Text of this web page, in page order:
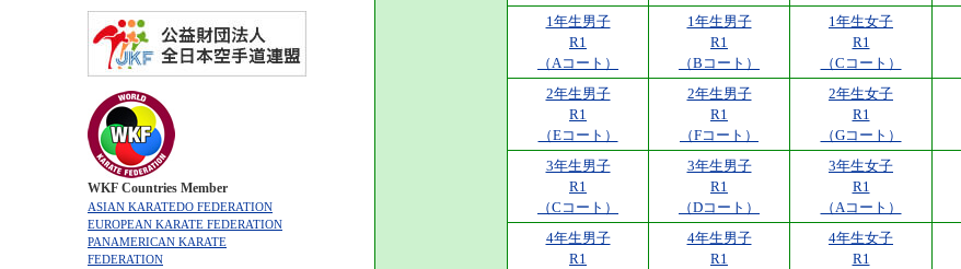
WKF Countries Member
ASIAN KARATEDO FEDERATION
EUROPEAN KARATE FEDERATION
PANAMERICAN KARATE
FEDERATION
1年生男子
R1
（Aコート）
1年生男子
R1
（Bコート）
1年生女子
R1
（Cコート）
2年生男子
R1
（Eコート）
2年生男子
R1
（Fコート）
2年生女子
R1
（Gコート）
3年生男子
R1
（Cコート）
3年生男子
R1
（Dコート）
3年生女子
R1
（Aコート）
4年生男子
R1
4年生男子
R1
4年生女子
R1